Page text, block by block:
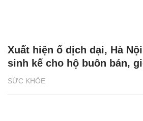
SỨC KHỎE
Xuất hiện ổ dịch dại, Hà
sinh kế cho hộ buôn bán,